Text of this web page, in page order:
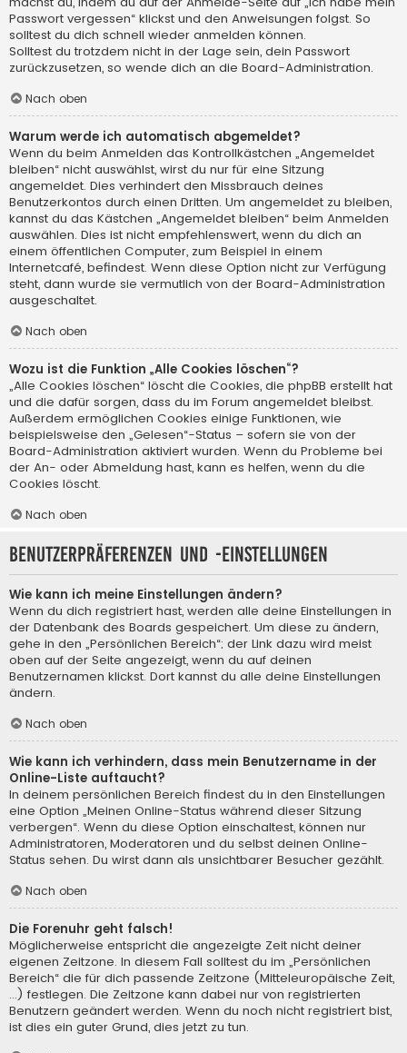
Passwort vergessen“ klickst und den Anweisungen folgst. So
solltest du dich schnell wieder anmelden können.
Solltest du trotzdem nicht in der Lage sein, dein Passwort
zurückzusetzen, so wende dich an die Board-Administration.
Nach oben
Warum werde ich automatisch abgemeldet?
Wenn du beim Anmelden das Kontrollkästchen „Angemeldet
bleiben“ nicht auswählst, wirst du nur für eine Sitzung
angemeldet. Dies verhindert den Missbrauch deines
Benutzerkontos durch einen Dritten. Um angemeldet zu bleiben,
kannst du das Kästchen „Angemeldet bleiben“ beim Anmelden
auswählen. Dies ist nicht empfehlenswert, wenn du dich an
einem öffentlichen Computer, zum Beispiel in einem
Internetcafé, befindest. Wenn diese Option nicht zur Verfügung
steht, dann wurde sie vermutlich von der Board-Administration
ausgeschaltet.
Nach oben
Wozu ist die Funktion „Alle Cookies löschen“?
„Alle Cookies löschen“ löscht die Cookies, die phpBB erstellt hat
und die dafür sorgen, dass du im Forum angemeldet bleibst.
Außerdem ermöglichen Cookies einige Funktionen, wie
beispielsweise den „Gelesen“-Status – sofern sie von der
Board-Administration aktiviert wurden. Wenn du Probleme bei
der An- oder Abmeldung hast, kann es helfen, wenn du die
Cookies löscht.
Nach oben
Benutzerpräferenzen und -einstellungen
Wie kann ich meine Einstellungen ändern?
Wenn du dich registriert hast, werden alle deine Einstellungen in
der Datenbank des Boards gespeichert. Um diese zu ändern,
gehe in den „Persönlichen Bereich“; der Link dazu wird meist
oben auf der Seite angezeigt, wenn du auf deinen
Benutzernamen klickst. Dort kannst du alle deine Einstellungen
ändern.
Nach oben
Wie kann ich verhindern, dass mein Benutzername in der
Online-Liste auftaucht?
In deinem persönlichen Bereich findest du in den Einstellungen
eine Option „Meinen Online-Status während dieser Sitzung
verbergen“. Wenn du diese Option einschaltest, können nur
Administratoren, Moderatoren und du selbst deinen Online-
Status sehen. Du wirst dann als unsichtbarer Besucher gezählt.
Nach oben
Die Forenuhr geht falsch!
Möglicherweise entspricht die angezeigte Zeit nicht deiner
eigenen Zeitzone. In diesem Fall solltest du im „Persönlichen
Bereich“ die für dich passende Zeitzone (Mitteleuropäische Zeit,
...) festlegen. Die Zeitzone kann dabei nur von registrierten
Benutzern geändert werden. Wenn du noch nicht registriert bist,
ist dies ein guter Grund, dies jetzt zu tun.